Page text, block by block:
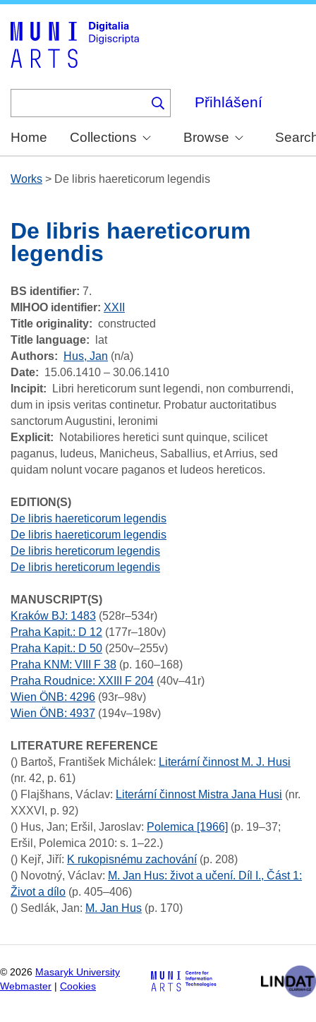
Přihlášení
Home Collections Browse
Works > De libris haereticorum legendis
De libris haereticorum
legendis
BS identifier: 7.
MIHOO identifier: XXII
Title originality
constructed
Title language
lat
Authors
Hus, Jan (n/a)
Date
15.06.1410 – 30.06.1410
Incipit
Libri hereticorum sunt legendi, non comburrendi,
dum in ipsis veritas continetur. Probatur auctoritatibus
sanctorum Augustini, Ieronimi
Explicit
Notabiliores heretici sunt quinque, scilicet
paganus, Iudeus, Manicheus, Saballius, et Arrius, sed
quidam nolunt vocare paganos et Iudeos hereticos.
EDITION(S)
De libris haereticorum legendis
De libris haereticorum legendis
De libris hereticorum legendis
De libris hereticorum legendis
MANUSCRIPT(S)
Kraków BJ: 1483 (528r–534r)
Praha Kapit.: D 12 (177r–180v)
Praha Kapit.: D 50 (250v–255v)
Praha KNM: VIII F 38 (p. 160–168)
Praha Roudnice: XXIII F 204 (40v–41r)
Wien ÖNB: 4296 (93r–98v)
Wien ÖNB: 4937 (194v–198v)
LITERATURE REFERENCE
() Bartoš, František Michálek: Literární činnost M. J. Husi
(nr. 42, p. 61)
() Flajšhans, Václav: Literární činnost Mistra Jana Husi (nr.
XXXVI, p. 92)
() Hus, Jan; Eršil, Jaroslav: Polemica [1966] (p. 19–37;
Eršil, Polemica 2010: s. 1–22.)
() Kejř, Jiří: K rukopisnému zachování (p. 208)
() Novotný, Václav: M. Jan Hus: život a učení. Díl I., Část 1:
Život a dílo (p. 405–406)
() Sedlák, Jan: M. Jan Hus (p. 170)
© 2026 Masaryk University
Webmaster
Cookies